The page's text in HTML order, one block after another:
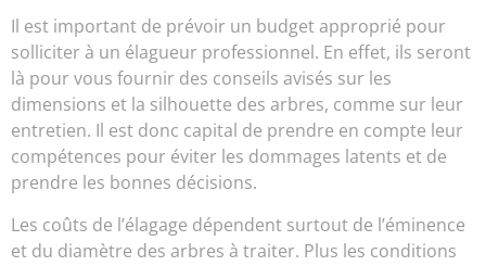
Il est important de prévoir un budget approprié pour
solliciter à un élagueur professionnel. En effet, ils seront
là pour vous fournir des conseils avisés sur les
dimensions et la silhouette des arbres, comme sur leur
entretien. Il est donc capital de prendre en compte leur
compétences pour éviter les dommages latents et de
prendre les bonnes décisions.
Les coûts de l’élagage dépendent surtout de l’éminence
et du diamètre des arbres à traiter. Plus les conditions